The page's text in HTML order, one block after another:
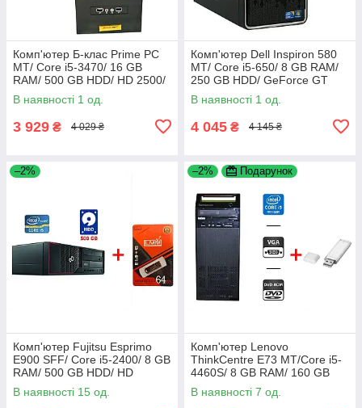
Комп'ютер Б-клас Prime PC
MT/ Core i5-3470/ 16 GB
RAM/ 500 GB HDD/ HD 2500/
350W
В наявності 1 од.
3 929 ₴ 4 029 ₴
Комп'ютер Dell Inspiron 580
MT/ Core i5-650/ 8 GB RAM/
250 GB HDD/ GeForce GT
420 1GB
В наявності 1 од.
4 045 ₴ 4 145 ₴
–2%
Комп'ютер Fujitsu Esprimo
E900 SFF/ Core i5-2400/ 8 GB
RAM/ 500 GB HDD/ HD
2000+Флешка 64 GB
В наявності 15 од.
–2% Подарунок
Комп'ютер Lenovo
ThinkCentre E73 MT/Core i5-
4460S/ 8 GB RAM/ 160 GB
HDD/HD 4600+Флешка USB
32 GB
В наявності 7 од.